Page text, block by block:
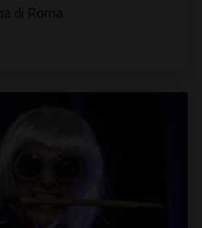
di Roma